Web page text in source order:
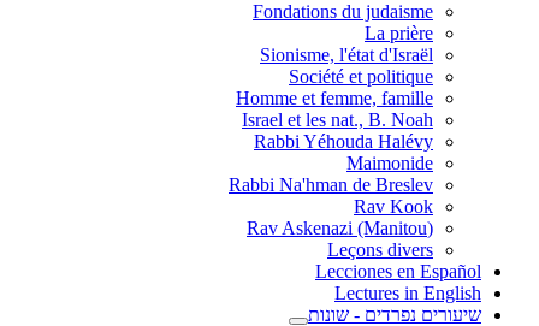
Fondations du judaisme
La prière
Sionisme, l'état d'Israël
Société et politique
Homme et femme, famille
Israel et les nat., B. Noah
Rabbi Yéhouda Halévy
Maimonide
Rabbi Na'hman de Breslev
Rav Kook
(Rav Askenazi (Manitou
Leçons divers
Lecciones en Español
Lectures in English
שיעורים נפרדים - שונות